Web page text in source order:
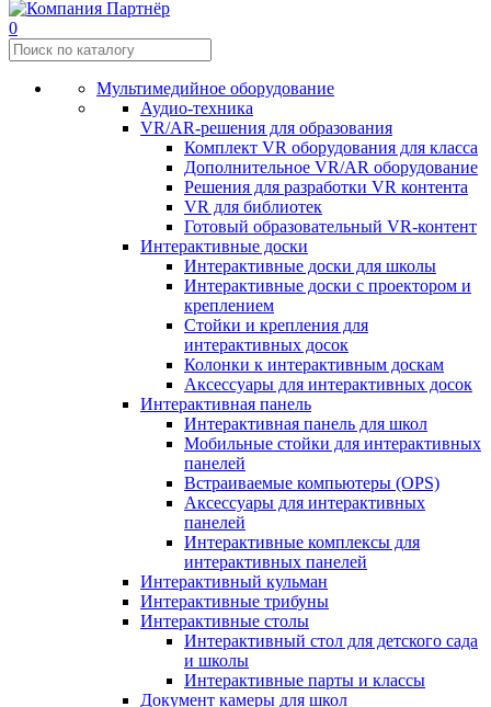
0
Мультимедийное оборудование
Аудио-техника
VR/AR-решения для образования
Комплект VR оборудования для класса
Дополнительное VR/AR оборудование
Решения для разработки VR контента
VR для библиотек
Готовый образовательный VR-контент
Интерактивные доски
Интерактивные доски для школы
Интерактивные доски с проектором и
креплением
Стойки и крепления для
интерактивных досок
Колонки к интерактивным доскам
Аксессуары для интерактивных досок
Интерактивная панель
Интерактивная панель для школ
Мобильные стойки для интерактивных
панелей
Встраиваемые компьютеры (OPS)
Аксессуары для интерактивных
панелей
Интерактивные комплексы для
интерактивных панелей
Интерактивный кульман
Интерактивные трибуны
Интерактивные столы
Интерактивный стол для детского сада
и школы
Интерактивные парты и классы
Документ камеры для школ